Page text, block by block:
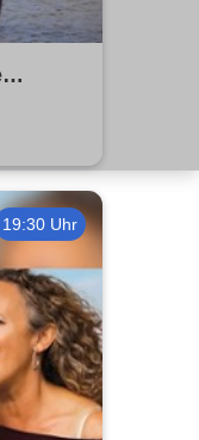
19:30 Uhr